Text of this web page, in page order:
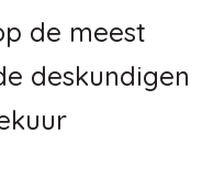
de meest
deskundigen